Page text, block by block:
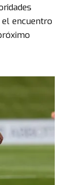
encuentro